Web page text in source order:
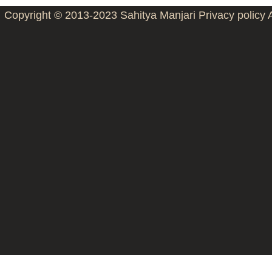
Copyright © 2013-2023 Sahitya Manjari Privacy policy